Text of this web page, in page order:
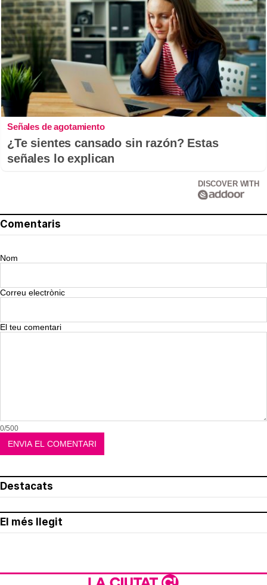
Señales de agotamiento
¿Te sientes cansado sin razón? Estas
señales lo explican
DISCOVER WITH
Comentaris
Nom
Correu electrònic
El teu comentari
0/500
Destacats
El més llegit